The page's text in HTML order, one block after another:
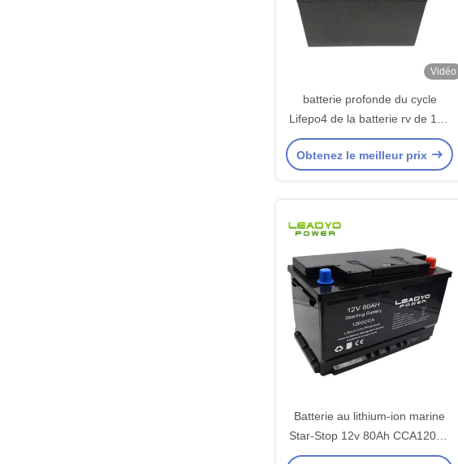
Vidéo
batterie profonde du cycle
Lifepo4 de la batterie rv de 12V
100Ah Leadyo avec l'APPLI de
moniteur
Obtenez le meilleur prix
Batterie au lithium-ion marine
Star-Stop 12v 80Ah CCA1200A
Cracking & Deep Cycle Lifepo4